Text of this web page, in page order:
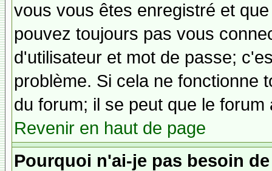
vous vous êtes enregistré et
pouvez toujours pas vous
d'utilisateur et mot de passe;
problème. Si cela ne fonctionne
du forum; il se peut que le
Revenir en haut de page
Pourquoi n'ai-je pas besoin